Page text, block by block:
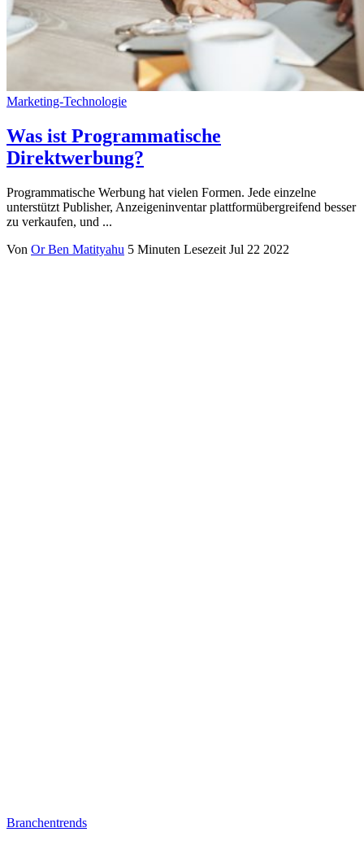
Marketing-Technologie
Was ist Programmatische
Direktwerbung?
Programmatische Werbung hat vielen Formen. Jede einzelne
unterstützt Publisher, Anzeigeninventar plattformübergreifend besser
zu verkaufen, und ...
Von Or Ben Matityahu 5 Minuten Lesezeit Jul 22 2022
Branchentrends